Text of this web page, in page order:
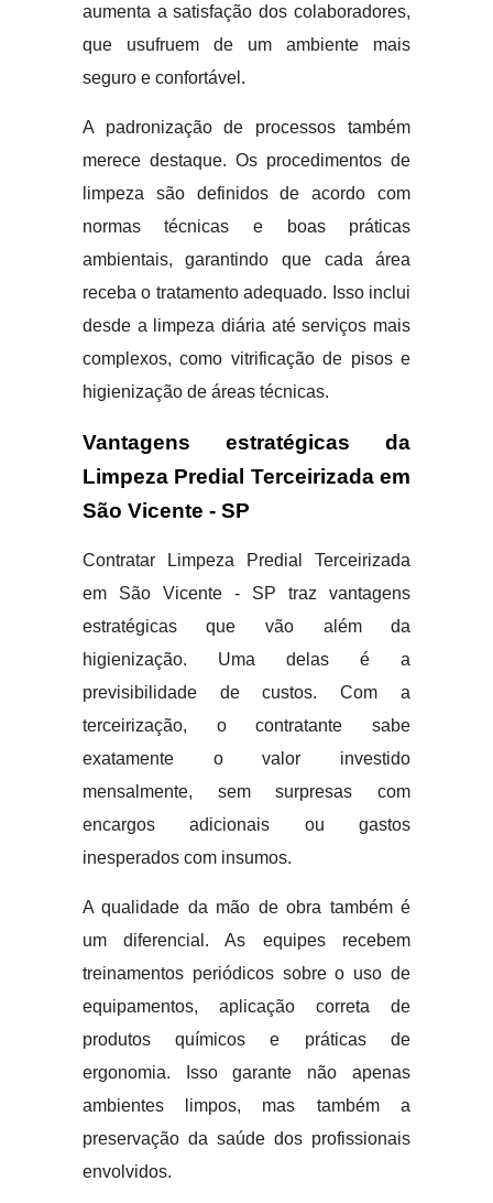
aumenta a satisfação dos colaboradores,
que usufruem de um ambiente mais
seguro e confortável.
A padronização de processos também
merece destaque. Os procedimentos de
limpeza são definidos de acordo com
normas técnicas e boas práticas
ambientais, garantindo que cada área
receba o tratamento adequado. Isso inclui
desde a limpeza diária até serviços mais
complexos, como vitrificação de pisos e
higienização de áreas técnicas.
Vantagens estratégicas da
Limpeza Predial Terceirizada em
São Vicente - SP
Contratar Limpeza Predial Terceirizada
em São Vicente - SP traz vantagens
estratégicas que vão além da
higienização. Uma delas é a
previsibilidade de custos. Com a
terceirização, o contratante sabe
exatamente o valor investido
mensalmente, sem surpresas com
encargos adicionais ou gastos
inesperados com insumos.
A qualidade da mão de obra também é
um diferencial. As equipes recebem
treinamentos periódicos sobre o uso de
equipamentos, aplicação correta de
produtos químicos e práticas de
ergonomia. Isso garante não apenas
ambientes limpos, mas também a
preservação da saúde dos profissionais
envolvidos.